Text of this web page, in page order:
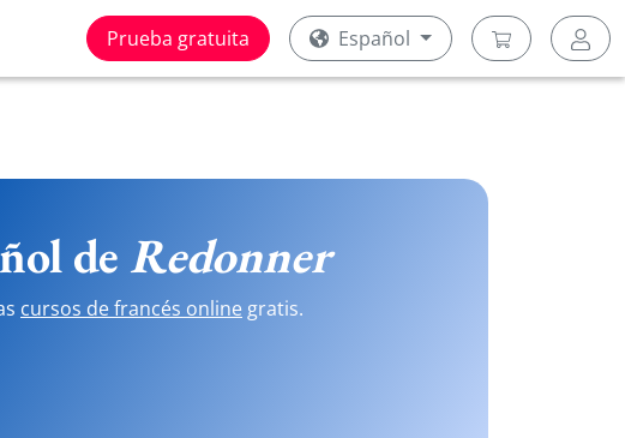
Prueba gratuita Español
de Redonner
cursos de francés online gratis.